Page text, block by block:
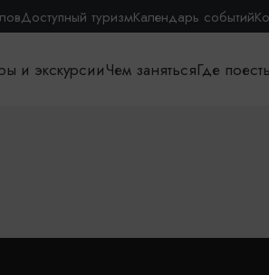
Доступный туризмКалендарь событий
и экскурсииЧем занятьсяГде поесть